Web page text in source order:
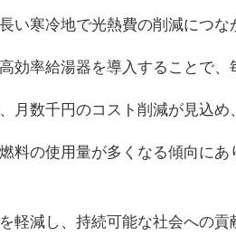
い寒冷地で光熱費の削減につな
効率給湯器を導入することで
月数千円のコスト削減が見込め
料の使用量が多くなる傾向に
軽減し、持続可能な社会への貢